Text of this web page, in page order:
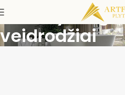
veidrodžiai